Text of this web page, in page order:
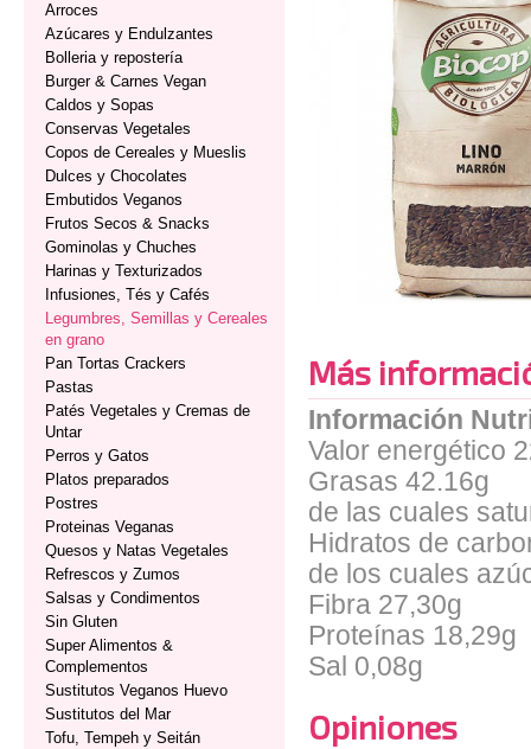
Arroces
Azúcares y Endulzantes
Bolleria y repostería
Burger & Carnes Vegan
Caldos y Sopas
Conservas Vegetales
Copos de Cereales y Mueslis
Dulces y Chocolates
Embutidos Veganos
Frutos Secos & Snacks
Gominolas y Chuches
Harinas y Texturizados
Infusiones, Tés y Cafés
Legumbres, Semillas y Cereales
en grano
Pan Tortas Crackers
Pastas
Patés Vegetales y Cremas de
Untar
Perros y Gatos
Platos preparados
Postres
Proteinas Veganas
Quesos y Natas Vegetales
Refrescos y Zumos
Salsas y Condimentos
Sin Gluten
Super Alimentos &
Complementos
Sustitutos Veganos Huevo
Sustitutos del Mar
Tofu, Tempeh y Seitán
Más
Información
Valor energético
Grasas 42.16g
de las cuales
Hidratos de
de los cuales
Fibra 27,30g
Proteínas 18,29g
Sal 0,08g
Opiniones